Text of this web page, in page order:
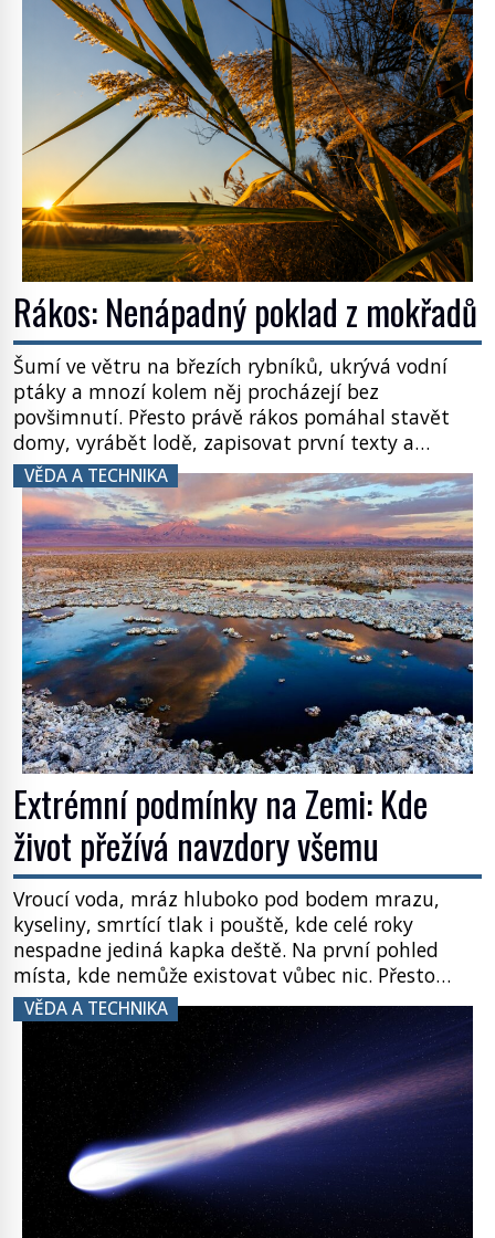
zvládnou jen představitelné věci. Na malé kousky
Název: Columbia První […]
Rákos: Nenápadný poklad z mokřadů
Šumí ve větru na březích rybníků, ukrývá vodní
ptáky a mnozí kolem něj procházejí bez
povšimnutí. Přesto právě rákos pomáhal stavět
domy, vyrábět lodě, zapisovat první texty a
inspiroval řadu pověstí. Tato skromná, ale
užitečná rostlina provází člověka už tisíce let.
Většina lidí vnímá rákos jen jako obyčejnou kulisu
letního koupání. Stačí se však podívat […]
VĚDA A TECHNIKA
Extrémní podmínky na Zemi: Kde
život přežívá navzdory všemu
Vroucí voda, mráz hluboko pod bodem mrazu,
kyseliny, smrtící tlak i pouště, kde celé roky
nespadne jediná kapka deště. Na první pohled
místa, kde nemůže existovat vůbec nic. Přesto
právě tady vědci objevují organismy, které
posouvají hranice života. Každý nový nález mění
naše představy o tom, co všechno dokáže příroda a
napovídá, kde bychom jednou […]
VĚDA A TECHNIKA